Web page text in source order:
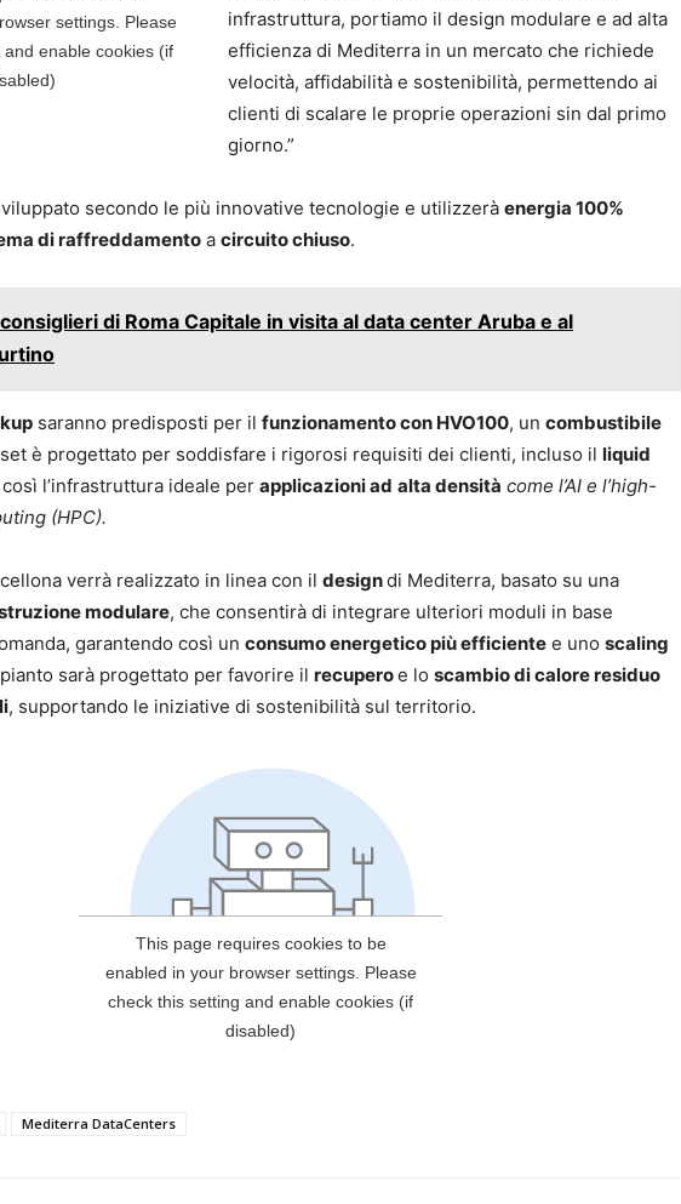
infrastruttura, portiamo il design modulare e ad alta
efficienza di Mediterra in un mercato che richiede
velocità, affidabilità e sostenibilità, permettendo ai
clienti di scalare le proprie operazioni sin dal primo
giorno.”
secondo le più innovative tecnologie e utilizzerà energia 100%
di raffreddamento a circuito chiuso.
di Roma Capitale in visita al data center Aruba e al
saranno predisposti per il funzionamento con HVO100, un combustibile
è progettato per soddisfare i rigorosi requisiti dei clienti, incluso il liquid
l’infrastruttura ideale per applicazioni ad alta densità come l’AI e l’high-
(HPC).
verrà realizzato in linea con il designdi Mediterra, basato su una
modulare, che consentirà di integrare ulteriori moduli in base
garantendo così un consumo energetico più efficiente e uno scaling
sarà progettato per favorire il recuperoe lo scambio di calore residuo
, supportando le iniziative di sostenibilità sul territorio.
Mediterra DataCenters